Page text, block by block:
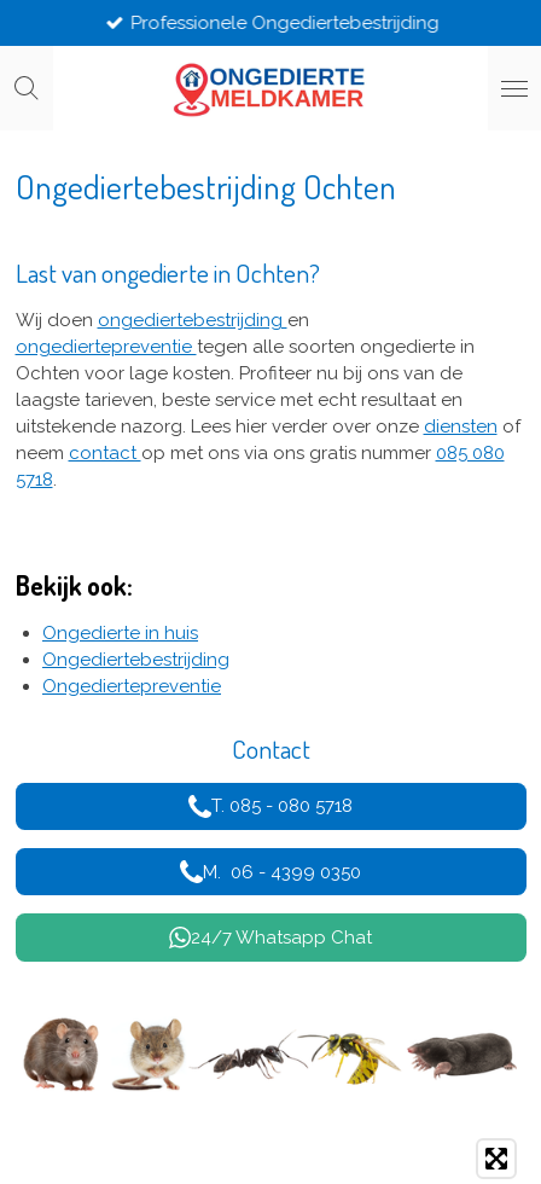
direct
naar
Professionele Ongediertebestrijding
Ongediertebestrijding Ochten
Last van ongedierte in Ochten?
Wij doen ongediertebestrijding en
ongediertepreventie tegen alle soorten ongedierte in
Ochten voor lage kosten. Profiteer nu bij ons van de
laagste tarieven, beste service met echt resultaat en
uitstekende nazorg. Lees hier verder over onze diensten of
neem contact op met ons via ons gratis nummer 085 080
5718.
Bekijk ook:
Ongedierte in huis
Ongediertebestrijding
Ongediertepreventie
Contact
T. 085 - 080 5718
M. 06 - 4399 0350
24/7 Whatsapp Chat